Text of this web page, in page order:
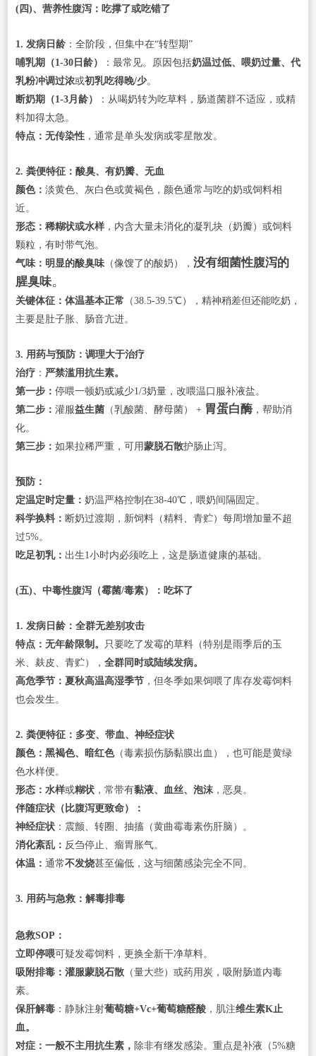
(四)、营养性腹泻：吃撑了或吃错了
1. 发病日龄：全阶段，但集中在“转型期”
哺乳期（1-30日龄）
：最常见。原因包括奶温过低、喂奶过量、代
乳粉冲调过浓或初乳吃得晚/少。
断奶期（1-3月龄）
：从喝奶转为吃草料，肠道菌群不适应，或精
料加得太急。
特点：无传染性，通常是单头发病或零星散发。
2. 粪便特征：酸臭、有奶瓣、无血
颜色： 淡黄色、灰白色或黄褐色，颜色通常与吃的奶或饲料相
近。
形态：稀糊状或水样，内含大量未消化的凝乳块（奶瓣）或饲料
颗粒，有时带气泡。
气味：明显的酸臭味（像馊了的酸奶）， 没有细菌性腹泻的
腥臭味。
关键体征：体温基本正常 （38.5-39.5℃），精神稍差但还能吃奶，
主要是肚子胀、肠音亢进。
3. 用药与预防：调理大于治疗
治疗： 严禁滥用抗生素。
第一步： 停喂一顿奶或减少1/3奶量，改喂温口服补液盐。
第二步： 灌服益生菌（乳酸菌、酵母菌） + 胃蛋白酶，帮助消
化。
第三步： 如果拉稀严重，可用蒙脱石散护肠止泻。
预防：
定温定时定量： 奶温严格控制在38-40℃，喂奶间隔固定。
科学换料： 断奶过渡期，新饲料（精料、青贮）每周增加量不超
过5%。
吃足初乳： 出生1小时内必须吃上，这是肠道健康的基础。
(五)、中毒性腹泻（霉菌/毒素）：吃坏了
1. 发病日龄：全群无差别攻击
特点：无年龄限制。 只要吃了发霉的草料（特别是雨季后的玉
米、麸皮、青贮）， 全群同时或陆续发病。
高危季节：夏秋高温高湿季节，但冬季如果饲喂了库存发霉饲料
也会发生。
2. 粪便特征：多变、带血、神经症状
颜色：黑褐色、暗红色（毒素损伤肠黏膜出血），也可能是黄绿
色水样便。
形态：水样或糊状，常带有黏液、血丝、泡沫，恶臭。
伴随症状（比腹泻更致命）：
神经症状：震颤、转圈、抽搐（黄曲霉毒素伤肝脑）。
消化紊乱： 反刍停止、瘤胃胀气。
体温： 通常不发烧甚至偏低，这与细菌感染完全不同。
3. 用药与急救：解毒排毒
急救SOP：
立即停喂可疑发霉饲料，更换全新干净草料。
吸附排毒：灌服蒙脱石散（量大些）或药用炭，吸附肠道内毒
素。
保肝解毒：静脉注射葡萄糖+Vc+葡萄糖醛酸，肌注维生素K止
血。
对症：一般不主用抗生素， 除非有继发感染。重点是补液（5%糖